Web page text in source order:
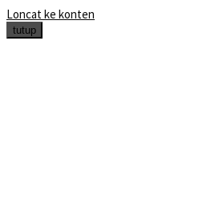
Loncat ke konten
tutup